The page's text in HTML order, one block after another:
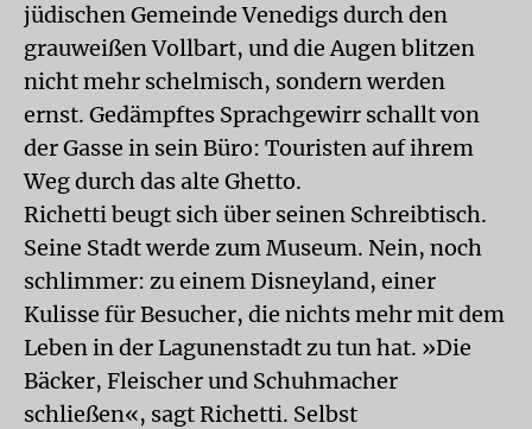
jüdischen Gemeinde Venedigs durch den
grauweißen Vollbart, und die Augen blitzen
nicht mehr schelmisch, sondern werden
ernst. Gedämpftes Sprachgewirr schallt von
der Gasse in sein Büro: Touristen auf ihrem
Weg durch das alte Ghetto.
Richetti beugt sich über seinen Schreibtisch.
Seine Stadt werde zum Museum. Nein, noch
schlimmer: zu einem Disneyland, einer
Kulisse für Besucher, die nichts mehr mit dem
Leben in der Lagunenstadt zu tun hat. »Die
Bäcker, Fleischer und Schuhmacher
schließen«, sagt Richetti. Selbst